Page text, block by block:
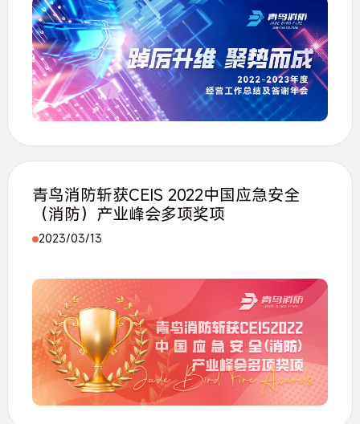
青鸟消防斩获CEIS 2022中国应急安全
（消防）产业峰会多项奖项
2023/03/13